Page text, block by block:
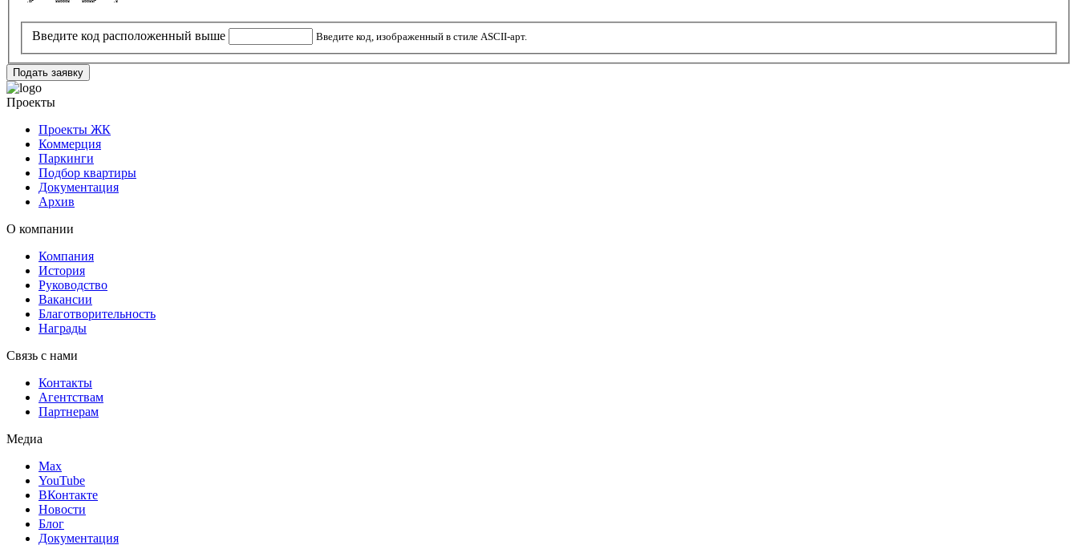
Введите код расположенный выше Введите код, изображенный в стиле ASCII-арт.
Подать заявку
Проекты
Проекты ЖК
Коммерция
Паркинги
Подбор квартиры
Документация
Архив
О компании
Компания
История
Руководство
Вакансии
Благотворительность
Награды
Связь с нами
Контакты
Агентствам
Партнерам
Медиа
Max
YouTube
ВКонтакте
Новости
Блог
Документация